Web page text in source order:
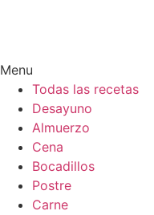
Menu
Todas las recetas
Desayuno
Almuerzo
Cena
Bocadillos
Postre
Carne